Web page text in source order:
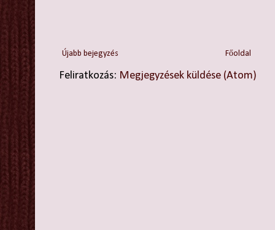
Újabb bejegyzés Főoldal
Feliratkozás: Megjegyzések küldése (Atom)